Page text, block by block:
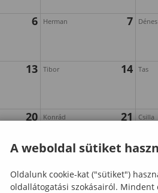
6 Herman 7 Dénes
13 Tibor 14 Tas
20 Konrád 21 Csilla
A weboldal sütiket
Oldalunk cookie-kat ("sütiket")
oldallátogatási szokásairól. Mindent